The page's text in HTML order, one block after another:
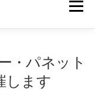
メニュー
・パネット
します